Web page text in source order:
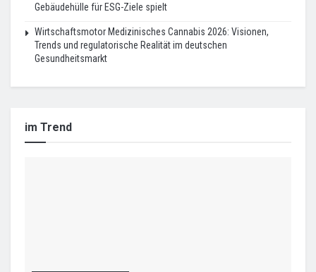
Gebäudehülle für ESG-Ziele spielt
Wirtschaftsmotor Medizinisches Cannabis 2026: Visionen,
Trends und regulatorische Realität im deutschen
Gesundheitsmarkt
im Trend